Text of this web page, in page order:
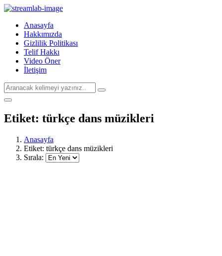
Anasayfa
Hakkımızda
Gizlilik Politikası
Telif Hakkı
Video Öner
İletişim
Etiket: türkçe dans müzikleri
Anasayfa
Etiket: türkçe dans müzikleri
Sırala: